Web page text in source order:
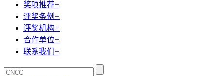
奖项推荐+
评奖条例 +
评奖机构+
合作单位+
联系我们 +